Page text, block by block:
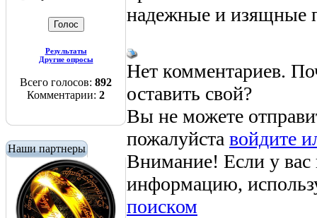
Результаты
Другие опросы
Всего голосов: 892
Комментарии: 2
Наши партнеры
надежные и изящные
Нет комментариев.
оставить свой?
Вы не можете
пожалуйста войдите
Внимание! Если у
информацию,
поиском